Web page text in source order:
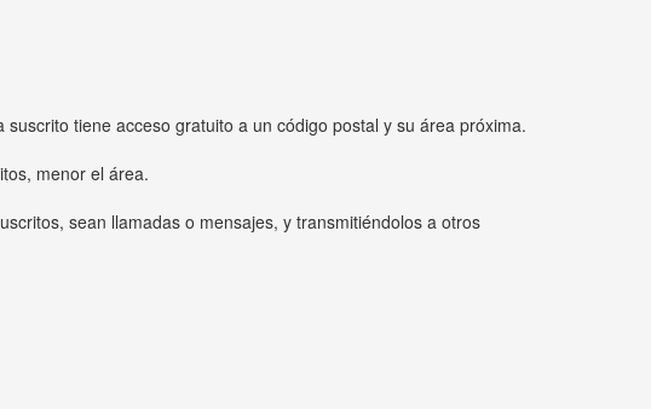
tiene acceso gratuito a un código postal y su área próxima.
menor el área.
sean llamadas o mensajes, y transmitiéndolos a otros